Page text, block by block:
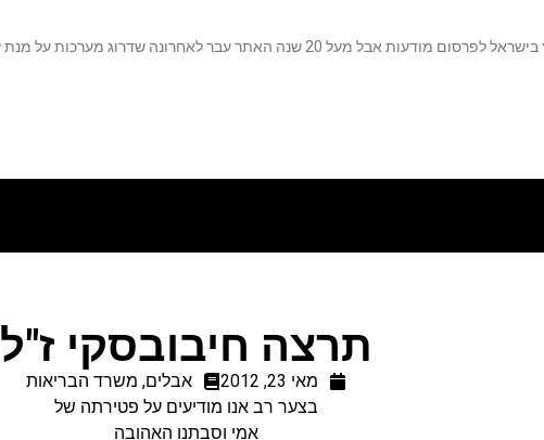
מעל 20 שנה האתר עבר לאחרונה שדרוג מערכות על מנת שכל
תרצה חיבובסקי ז"ל
מאי 23, 2012 אבלים, משרד הבריאות
בצער רב אנו מודיעים על פטירתה של
אמי וסבתנו האהובה